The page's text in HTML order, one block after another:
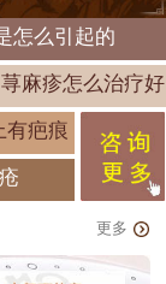
怎么引起的
荨麻疹怎么治疗好
有疤痕
更多